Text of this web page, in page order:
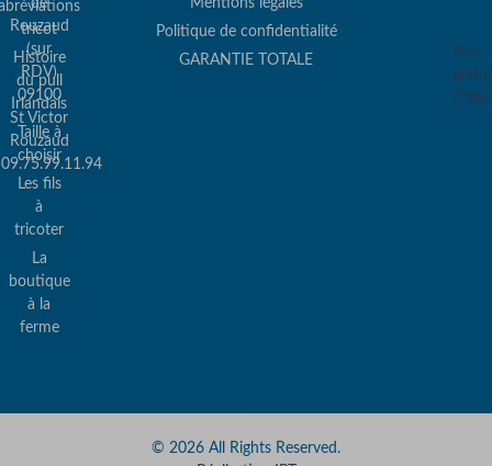
de
Rouzaud
(sur
RDV)
09100
St Victor
Rouzaud
09.75.99.11.94
tricot
Histoire
du pull
Irlandais
Taille à
choisir
Les fils
à
tricoter
La
boutique
à la
ferme
Mentions légales
Politique de confidentialité
GARANTIE TOTALE
Port
(79€)
© 2026 All Rights Reserved.